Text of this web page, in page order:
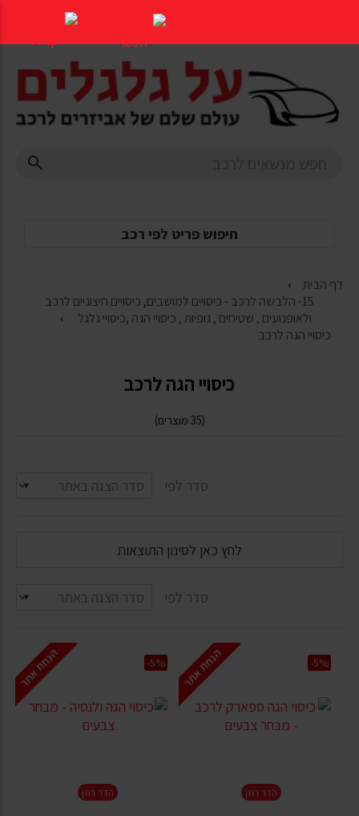
העמוד
חיפוש פריט לפי רכב
דף הבית
15- הלבשה לרכב - כיסויים למושבים, כיסויים חיצוניים לרכב
ולאופנועים , שטיחים , גופיות , כיסויי הגה ,כיסויי גלגל
כיסויי הגה לרכב
כיסויי הגה לרכב
(35 מוצרים)
סדר לפי
לחץ כאן לסינון התוצאות
סדר לפי
הנחת אתר
הדר רוזן
-5% הנחת אתר
הדר רוזן
-5%